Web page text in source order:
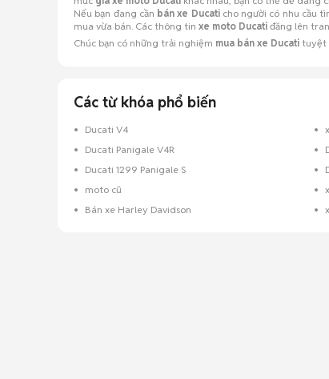
Nếu bạn đang cần bán xe Ducaticho người có nhu cầu
mua vừa bán. Các thông tin xe moto Ducati đăng lên
Chúc bạn có những trải nghiệm mua bán xe Ducati tuyệt
Các từ khóa phổ biến
Ducati V4
Ducati Panigale V4R
Ducati 1299 Panigale S
moto cũ
Bán xe Harley Davidson